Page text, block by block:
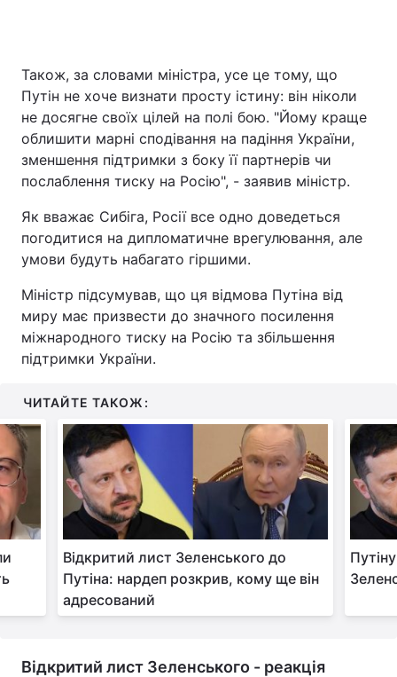
Також, за словами міністра, усе це тому, що
Путін не хоче визнати просту істину: він ніколи
не досягне своїх цілей на полі бою. "Йому краще
облишити марні сподівання на падіння України,
зменшення підтримки з боку її партнерів чи
послаблення тиску на Росію", - заявив міністр.
Як вважає Сибіга, Росії все одно доведеться
погодитися на дипломатичне врегулювання, але
умови будуть набагато гіршими.
Міністр підсумував, що ця відмова Путіна від
миру має призвести до значного посилення
міжнародного тиску на Росію та збільшення
підтримки України.
ЧИТАЙТЕ ТАКОЖ:
Відкритий лист Зеленського до
Путіна: нардеп розкрив, кому ще він
адресований
Відкритий лист Зеленського - реакція